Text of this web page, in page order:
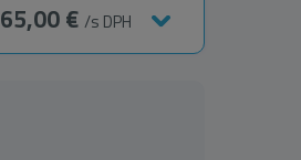
65,00 € /s DPH